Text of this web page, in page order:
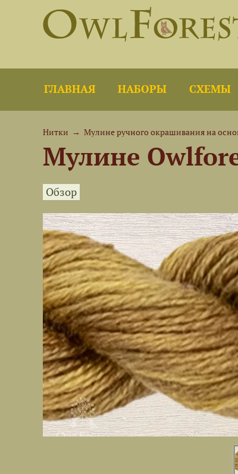
ГЛАВНАЯ НАБОРЫ СХЕМЫ
Нитки → Мулине ручного окрашивания на
Мулине
Обзор